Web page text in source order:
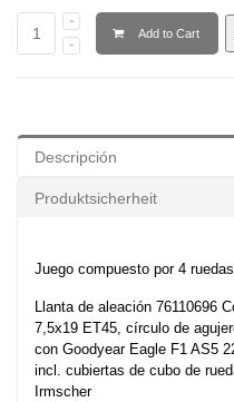
Add to Cart
Descripción
Produktsicherheit
Juego compuesto por 4
Llanta de aleación 76110696
7,5x19 ET45, círculo de
con Goodyear Eagle F1 AS5
incl. cubiertas de cubo de
Irmscher